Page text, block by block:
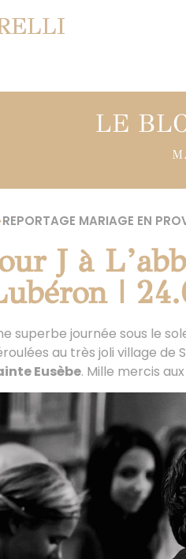
LE
REPORTAGE MARIAGE EN
J à
|
superbe journée sous le
au très joli village de
Eusèbe. Mille mercis